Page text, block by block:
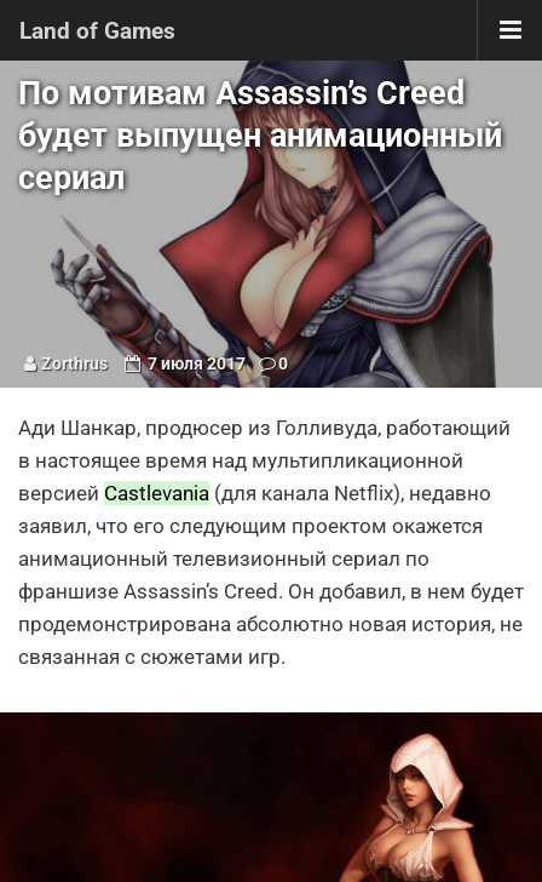
Land of Games
По мотивам Assassin’s Creed
будет выпущен анимационный
сериал
Zorthrus 7 июля 2017 0
Ади Шанкар, продюсер из Голливуда, работающий
в настоящее время над мультипликационной
версией Castlevania (для канала Netflix), недавно
заявил, что его следующим проектом окажется
анимационный телевизионный сериал по
франшизе Assassin’s Creed. Он добавил, в нем будет
продемонстрирована абсолютно новая история, не
связанная с сюжетами игр.